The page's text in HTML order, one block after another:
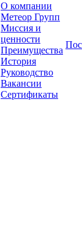
О компании
Метеор Групп
Миссия и
ценности
Преимущества
История
Руководство
Вакансии
Сертификаты